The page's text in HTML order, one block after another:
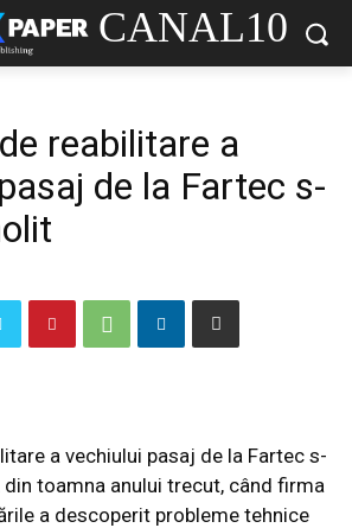
CANAL10
reabilitare a
de la Fartec s-
a vechiului pasaj de la Fartec s-
toamna anului trecut, când firma
a descoperit probleme tehnice